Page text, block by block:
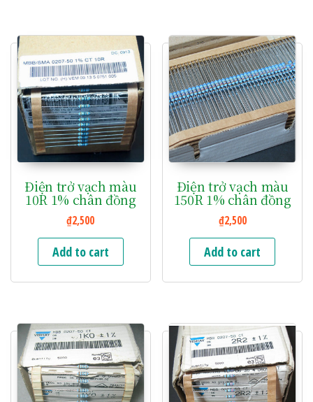
Điện trở vạch màu
10R 1% chân đồng
₫2,500
Add to cart
Điện trở vạch màu
150R 1% chân đồng
₫2,500
Add to cart